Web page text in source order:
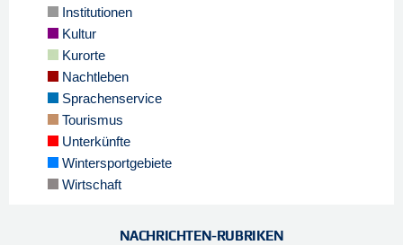
Institutionen
Kultur
Kurorte
Nachtleben
Sprachenservice
Tourismus
Unterkünfte
Wintersportgebiete
Wirtschaft
NACHRICHTEN-RUBRIKEN